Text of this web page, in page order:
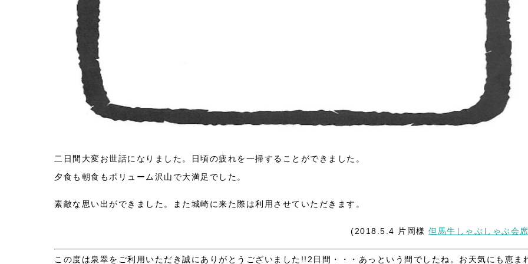
二日間大変お世話になりました。日頃の疲れを一掃することができました。
夕食も朝食もボリューム沢山で大満足でした。
素敵な思い出ができました。また城崎に来た際は利用させていただきます。
(2018.5.4 片岡様 但馬牛しゃぶしゃぶ会席
この度は泉翠をご利用いただき誠にありがとうございました!!2日間・・・あっという間でしたね。お天気にも恵ま